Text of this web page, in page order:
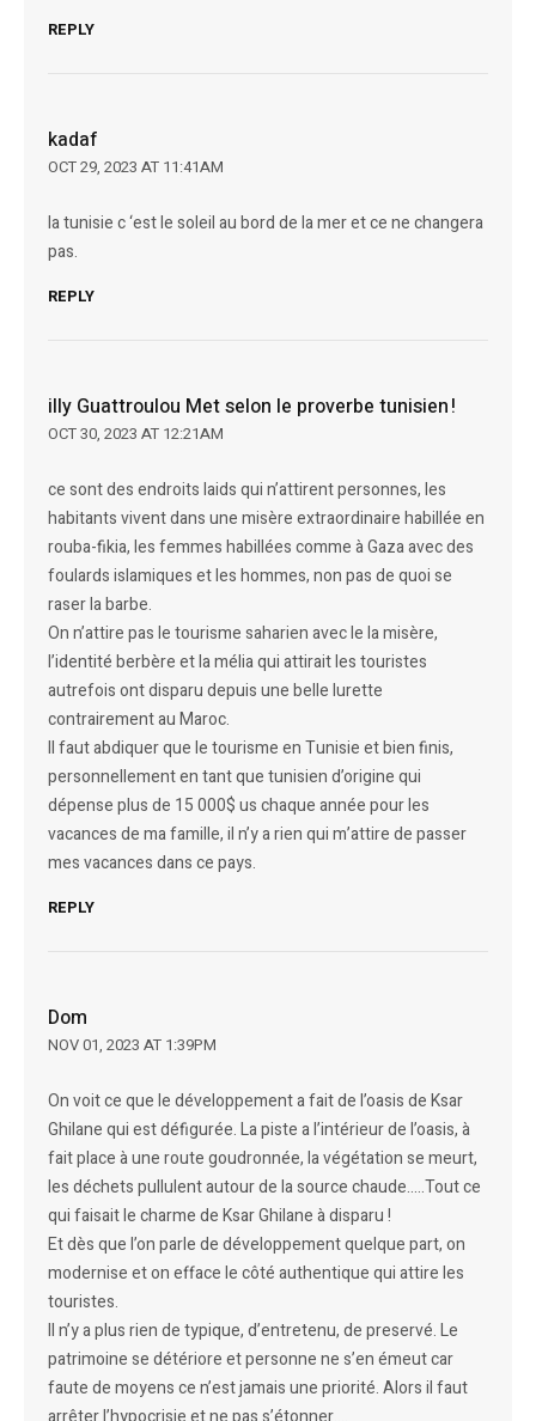
REPLY
kadaf
OCT 29, 2023 AT 11:41AM
la tunisie c ‘est le soleil au bord de la mer et ce ne changera
pas.
REPLY
illy Guattroulou Met selon le proverbe tunisien !
OCT 30, 2023 AT 12:21AM
ce sont des endroits laids qui n’attirent personnes, les
habitants vivent dans une misère extraordinaire habillée en
rouba-fikia, les femmes habillées comme à Gaza avec des
foulards islamiques et les hommes, non pas de quoi se
raser la barbe.
On n’attire pas le tourisme saharien avec le la misère,
l’identité berbère et la mélia qui attirait les touristes
autrefois ont disparu depuis une belle lurette
contrairement au Maroc.
Il faut abdiquer que le tourisme en Tunisie et bien finis,
personnellement en tant que tunisien d’origine qui
dépense plus de 15 000$ us chaque année pour les
vacances de ma famille, il n’y a rien qui m’attire de passer
mes vacances dans ce pays.
REPLY
Dom
NOV 01, 2023 AT 1:39PM
On voit ce que le développement a fait de l’oasis de Ksar
Ghilane qui est défigurée. La piste a l’intérieur de l’oasis, à
fait place à une route goudronnée, la végétation se meurt,
les déchets pullulent autour de la source chaude…..Tout ce
qui faisait le charme de Ksar Ghilane à disparu !
Et dès que l’on parle de développement quelque part, on
modernise et on efface le côté authentique qui attire les
touristes.
Il n’y a plus rien de typique, d’entretenu, de preservé. Le
patrimoine se détériore et personne ne s’en émeut car
faute de moyens ce n’est jamais une priorité. Alors il faut